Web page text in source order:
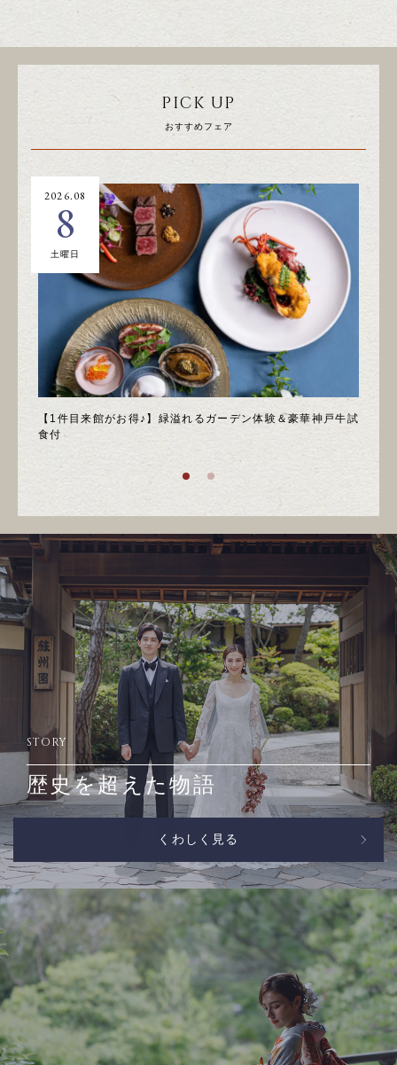
PICK UP
おすすめフェア
【1件目来館がお得♪】緑溢れるガーデン体験＆豪華神戸牛試
食付
2026.08
8
土曜日
STORY
歴史を超えた物語
くわしく見る